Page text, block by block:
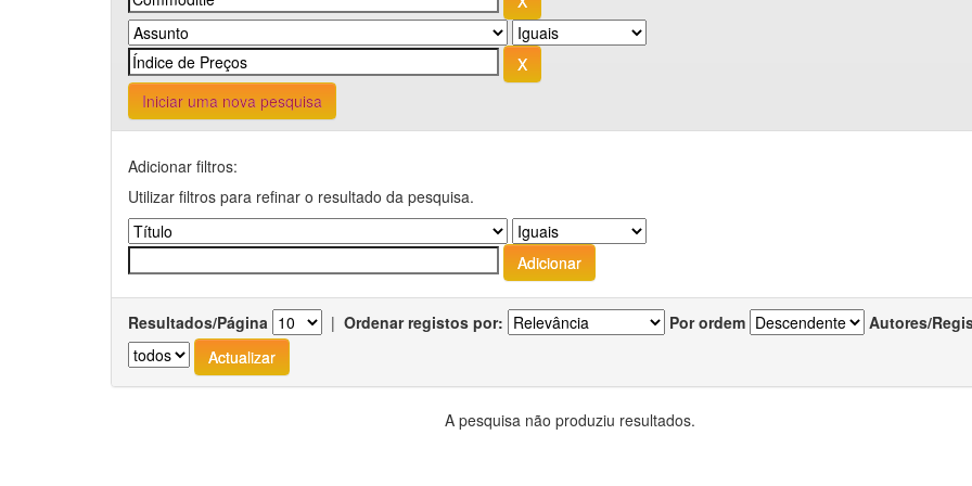
Iniciar uma nova pesquisa
Adicionar filtros:
Utilizar filtros para refinar o resultado da pesquisa.
Resultados/Página | Ordenar registos por: Por ordem Autores/
A pesquisa não produziu resultados.